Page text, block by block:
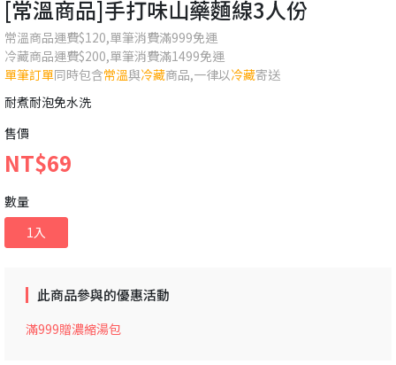
[常溫商品]手打味山藥麵線3人份
常溫商品運費$120,單筆消費滿999免運
冷藏商品運費$200,單筆消費滿1499免運
單筆訂單同時包含常溫與冷藏商品,一律以冷藏寄送
耐煮耐泡免水洗
售價
NT$69
數量
1入
此商品參與的優惠活動
滿999贈濃縮湯包